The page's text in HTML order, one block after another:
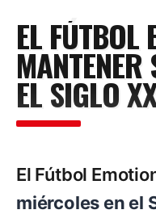
Food & Drink
Features
News
Contacts
EL FÚTBOL
EL SIGLO
El Fútbol
miércoles en el